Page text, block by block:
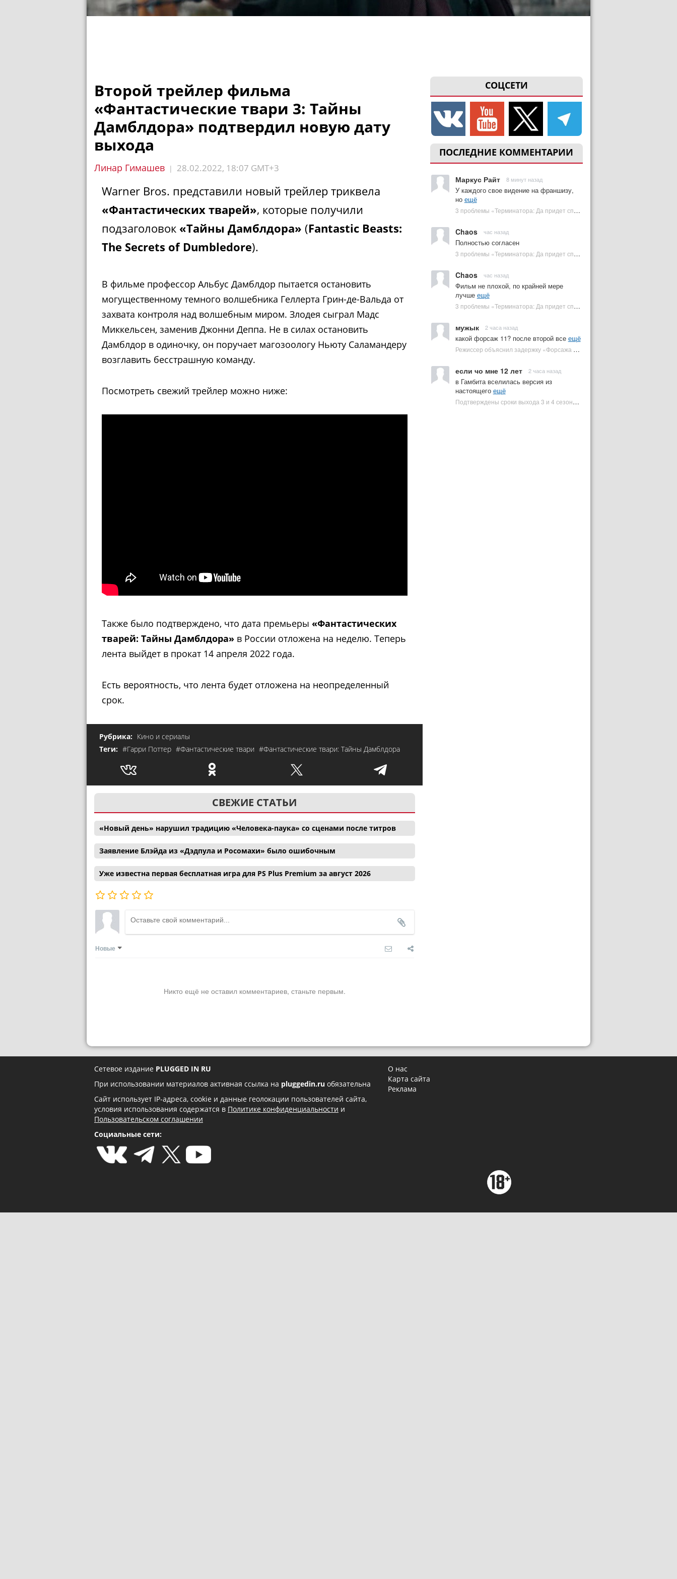
СОЦСЕТИ
ПОСЛЕДНИЕ КОММЕНТАРИИ
Маркус Райт 8 минут назад
У каждого свое видение на франшизу,
но ещё
3 проблемы «Терминатора: Да придет спаситель», которые испортили фильм | Plugged In Ru
Chaos час назад
Полностью согласен
3 проблемы «Терминатора: Да придет спаситель», которые испортили фильм | Plugged In Ru
Chaos час назад
Фильм не плохой, по крайней мере
лучше ещё
3 проблемы «Терминатора: Да придет спаситель», которые испортили фильм | Plugged In Ru
мужык 2 часа назад
какой форсаж 11? после второй все ещё
Режиссер объяснил задержку «Форсажа 11» | Plugged In Ru
если чо мне 12 лет 2 часа назад
в Гамбита вселилась версия из
настоящего ещё
Подтверждены сроки выхода 3 и 4 сезонов «Людей Икс '97» | Plugged In Ru
Второй трейлер фильма
«Фантастические твари 3: Тайны
Дамблдора» подтвердил новую дату
выхода
Линар Гимашев | 28.02.2022, 18:07 GMT+3
Warner Bros. представили новый трейлер триквела
«Фантастических тварей», которые получили
подзаголовок «Тайны Дамблдора» (Fantastic Beasts:
The Secrets of Dumbledore).
В фильме профессор Альбус Дамблдор пытается остановить
могущественному темного волшебника Геллерта Грин-де-Вальда от
захвата контроля над волшебным миром. Злодея сыграл Мадс
Миккельсен, заменив Джонни Деппа. Не в силах остановить
Дамблдор в одиночку, он поручает магозоологу Ньюту Саламандеру
возглавить бесстрашную команду.
Посмотреть свежий трейлер можно ниже:
Также было подтверждено, что дата премьеры «Фантастических
тварей: Тайны Дамблдора» в России отложена на неделю. Теперь
лента выйдет в прокат 14 апреля 2022 года.
Есть вероятность, что лента будет отложена на неопределенный
срок.
Рубрика: Кино и сериалы
Теги: #Гарри Поттер #Фантастические твари #Фантастические твари: Тайны Дамблдора
СВЕЖИЕ СТАТЬИ
«Новый день» нарушил традицию «Человека-паука» со сценами после титров
Заявление Блэйда из «Дэдпула и Росомахи» было ошибочным
Уже известна первая бесплатная игра для PS Plus Premium за август 2026
Новые
Никто ещё не оставил комментариев, станьте первым.
Сетевое издание PLUGGED IN RU
При использовании материалов активная ссылка на pluggedin.ru обязательна
Сайт использует IP-адреса, cookie и данные геолокации пользователей сайта,
условия использования содержатся в Политике конфиденциальности и
Пользовательском соглашении
Социальные сети:
О нас
Карта сайта
Реклама